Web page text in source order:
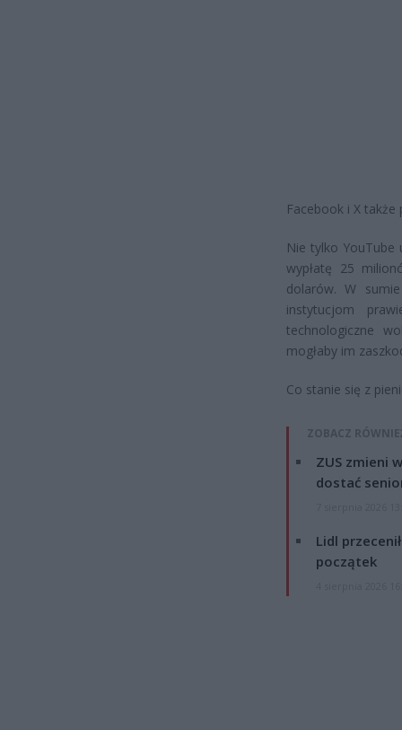
Facebook i X także
Nie tylko YouTube
wypłatę 25
dolarów. W
instytucjom
technologiczne
mogłaby im
Co stanie się z
ZOBACZ
ZUS zmieni
dostać
Lidl
początek